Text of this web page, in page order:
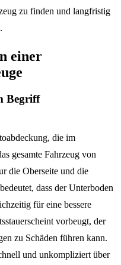
zu finden und langfristig
einer
Begriff
die im
gesamte Fahrzeug von
die Oberseite und die
dass der Unterboden
für eine bessere
vorbeugt, der
zu Schäden führen kann.
und unkompliziert über